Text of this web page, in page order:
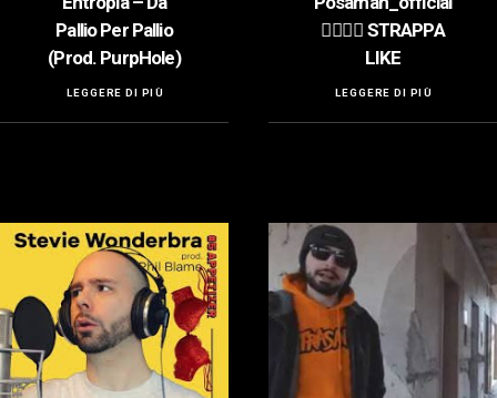
Pallio Per Pallio
(Prod. PurpHole)
LEGGERE DI PIÙ
👍🏻👍🏻 STRAPPA
LIKE
LEGGERE DI PIÙ